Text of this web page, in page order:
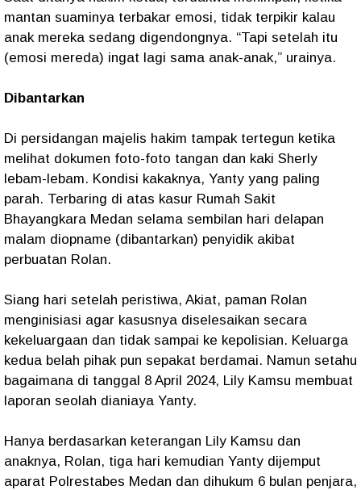
mantan suaminya terbakar emosi, tidak terpikir kalau
anak mereka sedang digendongnya. “Tapi setelah itu
(emosi mereda) ingat lagi sama anak-anak,” urainya.
Dibantarkan
Di persidangan majelis hakim tampak tertegun ketika
melihat dokumen foto-foto tangan dan kaki Sherly
lebam-lebam. Kondisi kakaknya, Yanty yang paling
parah. Terbaring di atas kasur Rumah Sakit
Bhayangkara Medan selama sembilan hari delapan
malam diopname (dibantarkan) penyidik akibat
perbuatan Rolan.
Siang hari setelah peristiwa, Akiat, paman Rolan
menginisiasi agar kasusnya diselesaikan secara
kekeluargaan dan tidak sampai ke kepolisian. Keluarga
kedua belah pihak pun sepakat berdamai. Namun setahu
bagaimana di tanggal 8 April 2024, Lily Kamsu membuat
laporan seolah dianiaya Yanty.
Hanya berdasarkan keterangan Lily Kamsu dan
anaknya, Rolan, tiga hari kemudian Yanty dijemput
aparat Polrestabes Medan dan dihukum 6 bulan penjara,